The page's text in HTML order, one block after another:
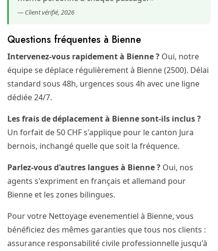
— Client vérifié, 2026
Questions fréquentes à Bienne
Intervenez-vous rapidement à Bienne ? Oui, notre
équipe se déplace régulièrement à Bienne (2500). Délai
standard sous 48h, urgences sous 4h avec une ligne
dédiée 24/7.
Les frais de déplacement à Bienne sont-ils inclus ?
Un forfait de 50 CHF s'applique pour le canton Jura
bernois, inchangé quelle que soit la fréquence.
Parlez-vous d'autres langues à Bienne ? Oui, nos
agents s'expriment en français et allemand pour
Bienne et les zones bilingues.
Pour votre Nettoyage evenementiel à Bienne, vous
bénéficiez des mêmes garanties que tous nos clients :
assurance responsabilité civile professionnelle jusqu'à